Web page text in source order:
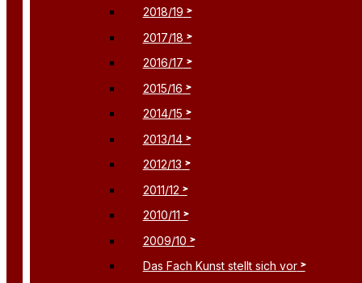
2018/19
2017/18
2016/17
2015/16
2014/15
2013/14
2012/13
2011/12
2010/11
2009/10
Das Fach Kunst stellt sich vor